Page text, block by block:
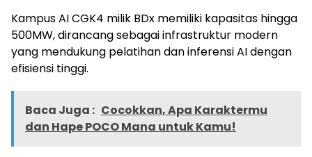
Kampus AI CGK4 milik BDx memiliki kapasitas hingga
500MW, dirancang sebagai infrastruktur modern
yang mendukung pelatihan dan inferensi AI dengan
efisiensi tinggi.
Baca Juga : Cocokkan, Apa Karaktermu
dan Hape POCO Mana untuk Kamu!